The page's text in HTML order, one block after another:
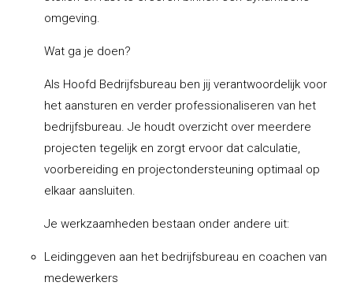
omgeving.
Wat ga je doen?
Als Hoofd Bedrijfsbureau ben jij verantwoordelijk voor
het aansturen en verder professionaliseren van het
bedrijfsbureau. Je houdt overzicht over meerdere
projecten tegelijk en zorgt ervoor dat calculatie,
voorbereiding en projectondersteuning optimaal op
elkaar aansluiten.
Je werkzaamheden bestaan onder andere uit:
Leidinggeven aan het bedrijfsbureau en coachen van
medewerkers